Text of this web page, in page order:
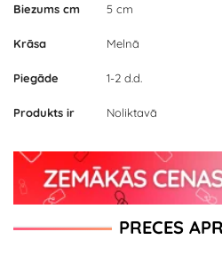
Biezums cm 5 cm
Krāsa Melnā
Piegāde 1-2 d.d.
Produkts ir Noliktavā
PRECES